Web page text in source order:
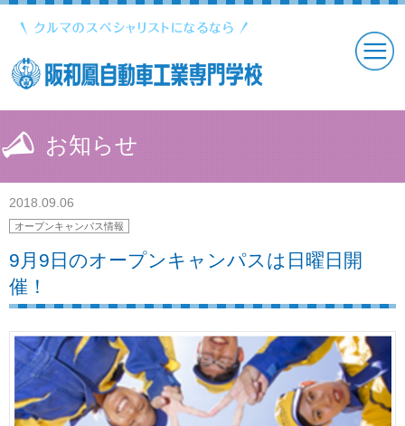
お知らせ
2018.09.06
オープンキャンパス情報
9月9日のオープンキャンパスは日曜日開
催！